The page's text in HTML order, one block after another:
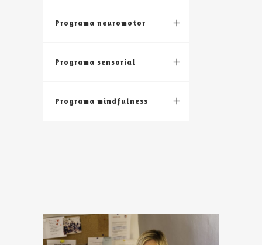
Programa neuromotor
Programa sensorial
Programa mindfulness